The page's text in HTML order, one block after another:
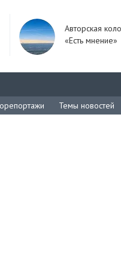
Авторская
«Есть мнение»
Темы новостей